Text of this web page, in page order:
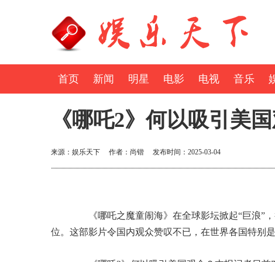
首页 新闻 明星 电影 电视 音乐
《哪吒2》何以吸引美
来源：娱乐天下 作者：尚锴 发布时间：2025-03-04
《哪吒之魔童闹海》在全球影坛掀起“巨浪”，
位。这部影片令国内观众赞叹不已，在世界各国特别